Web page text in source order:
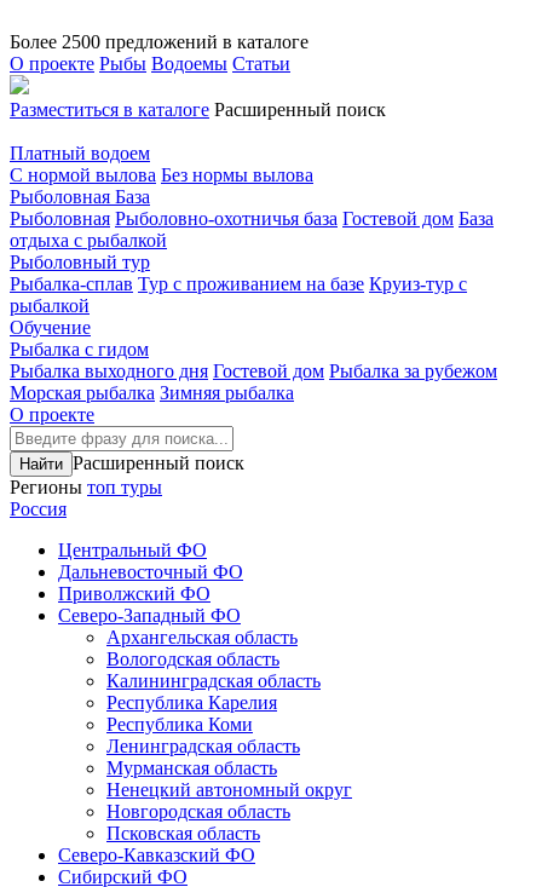
Более 2500 предложений в каталоге
О проекте Рыбы Водоемы Статьи
Разместиться в каталоге Расширенный поиск
Платный водоем
С нормой вылова Без нормы вылова
Рыболовная База
Рыболовная Рыболовно-охотничья база Гостевой дом База
отдыха с рыбалкой
Рыболовный тур
Рыбалка-сплав Тур с проживанием на базе Круиз-тур с
рыбалкой
Обучение
Рыбалка с гидом
Рыбалка выходного дня Гостевой дом Рыбалка за рубежом
Морская рыбалка Зимняя рыбалка
О проекте
Расширенный поиск
Регионы топ туры
Россия
Центральный ФО
Дальневосточный ФО
Приволжский ФО
Северо-Западный ФО
Архангельская область
Вологодская область
Калининградская область
Республика Карелия
Республика Коми
Ленинградская область
Мурманская область
Ненецкий автономный округ
Новгородская область
Псковская область
Северо-Кавказский ФО
Сибирский ФО